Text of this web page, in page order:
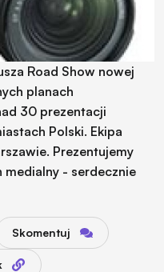
Road Show nowej
planach
30 prezentacji
Polski. Ekipa
Prezentujemy
- serdecznie
Skomentuj